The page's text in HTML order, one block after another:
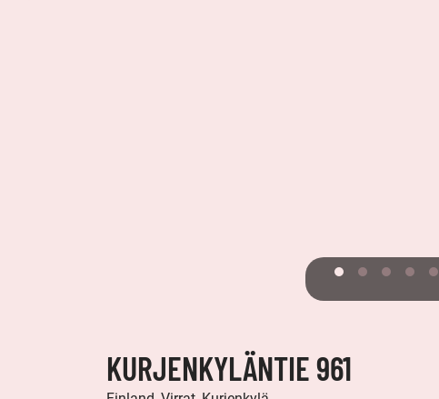
KURJENKYLÄNTIE 961